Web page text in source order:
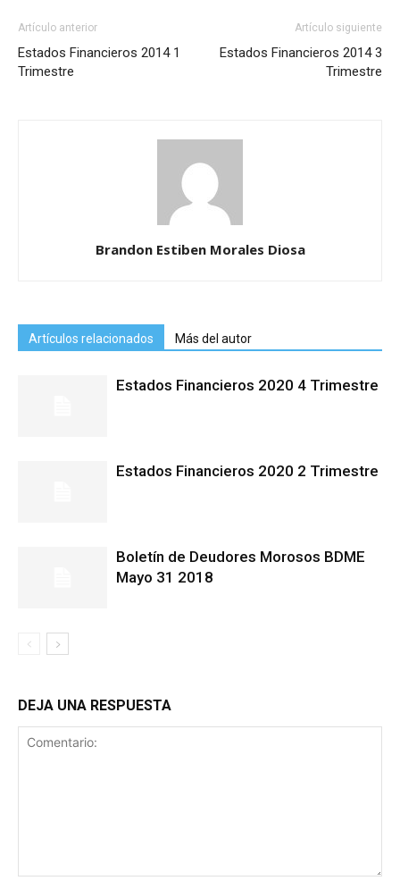
Artículo anterior
Estados Financieros 2014 1
Trimestre
Artículo siguiente
Estados Financieros 2014 3
Trimestre
Brandon Estiben Morales Diosa
Artículos relacionados Más del autor
Estados Financieros 2020 4 Trimestre
Estados Financieros 2020 2 Trimestre
Boletín de Deudores Morosos BDME
Mayo 31 2018
DEJA UNA RESPUESTA